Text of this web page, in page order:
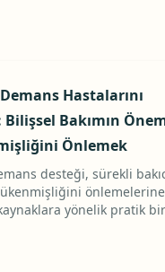
Hastalarını
Bakımın
Önlemek
desteği, sürekli
önlemelerine
yönelik pratik bir